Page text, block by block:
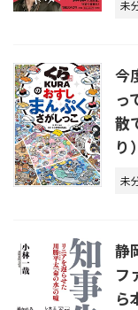
未
今
っ
散
り）
未
静
フ
ら